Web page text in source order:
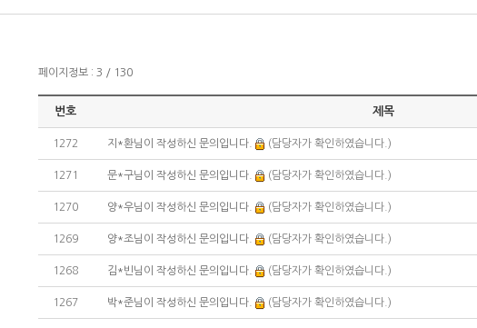
페이지정보 : 3 / 130
번호 제목
1272 지*환님이 작성하신 문의입니다. (담당자가 확인하였습니다.)
1271 문*구님이 작성하신 문의입니다. (담당자가 확인하였습니다.)
1270 양*우님이 작성하신 문의입니다. (담당자가 확인하였습니다.)
1269 양*조님이 작성하신 문의입니다. (담당자가 확인하였습니다.)
1268 김*빈님이 작성하신 문의입니다. (담당자가 확인하였습니다.)
1267 박*준님이 작성하신 문의입니다. (담당자가 확인하였습니다.)